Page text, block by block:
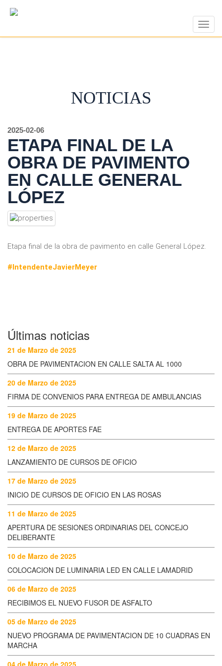
NOTICIAS
2025-02-06
ETAPA FINAL DE LA
OBRA DE PAVIMENTO
EN CALLE GENERAL
LÓPEZ
Etapa final de la obra de pavimento en calle General López.
#IntendenteJavierMeyer
Últimas noticias
21 de Marzo de 2025
OBRA DE PAVIMENTACION EN CALLE SALTA AL 1000
20 de Marzo de 2025
FIRMA DE CONVENIOS PARA ENTREGA DE AMBULANCIAS
19 de Marzo de 2025
ENTREGA DE APORTES FAE
12 de Marzo de 2025
LANZAMIENTO DE CURSOS DE OFICIO
17 de Marzo de 2025
INICIO DE CURSOS DE OFICIO EN LAS ROSAS
11 de Marzo de 2025
APERTURA DE SESIONES ORDINARIAS DEL CONCEJO
DELIBERANTE
10 de Marzo de 2025
COLOCACION DE LUMINARIA LED EN CALLE LAMADRID
06 de Marzo de 2025
RECIBIMOS EL NUEVO FUSOR DE ASFALTO
05 de Marzo de 2025
NUEVO PROGRAMA DE PAVIMENTACION DE 10 CUADRAS EN
MARCHA
04 de Marzo de 2025